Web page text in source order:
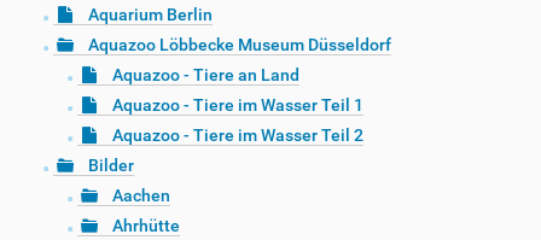
Aquarium Berlin
Aquazoo Löbbecke Museum Düsseldorf
Aquazoo - Tiere an Land
Aquazoo - Tiere im Wasser Teil 1
Aquazoo - Tiere im Wasser Teil 2
Bilder
Aachen
Ahrhütte